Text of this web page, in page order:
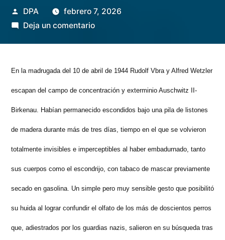
Publicado
por
DPA
febrero 7, 2026
Deja un comentarioen
Arquitecturas
el
régimen
la
resistencia
En la madrugada del 10 de abril de 1944 Rudolf Vbra y Alfred Wetzler
escapan del campo de concentración y exterminio Auschwitz II-
Birkenau. Habían permanecido escondidos bajo una pila de listones
de madera durante más de tres días, tiempo en el que se volvieron
totalmente invisibles e imperceptibles al haber embadurnado, tanto
sus cuerpos como el escondrijo, con tabaco de mascar previamente
secado en gasolina. Un simple pero muy sensible gesto que posibilitó
su huida al lograr confundir el olfato de los más de doscientos perros
que, adiestrados por los guardias nazis, salieron en su búsqueda tras